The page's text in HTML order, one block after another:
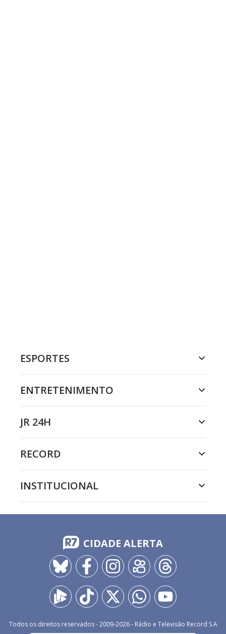
ESPORTES
ENTRETENIMENTO
JR 24H
RECORD
INSTITUCIONAL
CIDADE ALERTA
Todos os direitos reservados - 2009-2026- Rádio e Televisão Record S.A